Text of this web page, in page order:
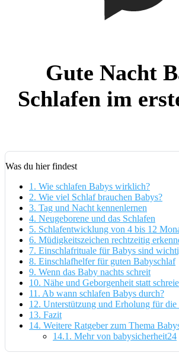
Gute Nacht
Schlafen im
Was du hier findest
1. Wie schlafen Babys wirklich?
2. Wie viel Schlaf brauchen Babys?
3. Tag und Nacht kennenlernen
4. Neugeborene und das Schlafen
5. Schlafentwicklung von 4 bis 12
6. Müdigkeitszeichen rechtzeitig
7. Einschlafrituale für Babys sind
8. Einschlafhelfer für guten Babyschlaf
9. Wenn das Baby nachts schreit
10. Nähe und Geborgenheit statt
11. Ab wann schlafen Babys durch?
12. Unterstützung und Erholung für die
13. Fazit
14. Weitere Ratgeber zum Thema
14.1. Mehr von babysicherheit24